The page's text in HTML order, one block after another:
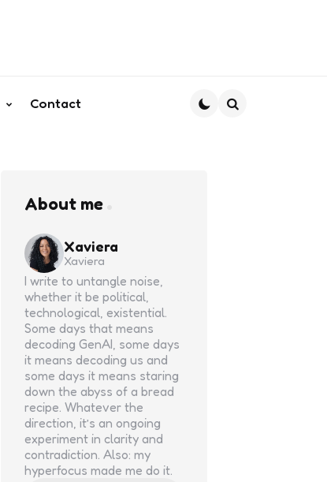
Contact
About me
Xaviera
Xaviera
I write to untangle noise,
whether it be political,
technological, existential.
Some days that means
decoding GenAI, some days
it means decoding us and
some days it means staring
down the abyss of a bread
recipe. Whatever the
direction, it’s an ongoing
experiment in clarity and
contradiction. Also: my
hyperfocus made me do it.